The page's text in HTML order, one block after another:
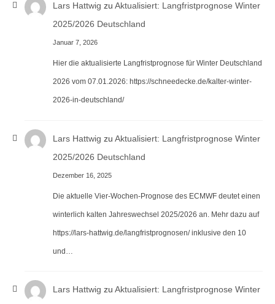
Lars Hattwig zu Aktualisiert: Langfristprognose Winter
2025/2026 Deutschland
Januar 7, 2026
Hier die aktualisierte Langfristprognose für Winter Deutschland
2026 vom 07.01.2026: https://schneedecke.de/kalter-winter-
2026-in-deutschland/
Lars Hattwig zu Aktualisiert: Langfristprognose Winter
2025/2026 Deutschland
Dezember 16, 2025
Die aktuelle Vier-Wochen-Prognose des ECMWF deutet einen
winterlich kalten Jahreswechsel 2025/2026 an. Mehr dazu auf
https://lars-hattwig.de/langfristprognosen/ inklusive den 10
und…
Lars Hattwig zu Aktualisiert: Langfristprognose Winter